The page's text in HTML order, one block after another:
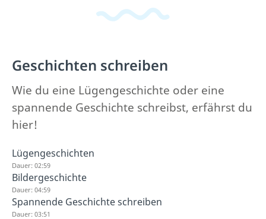
Geschichten schreiben
Wie du eine Lügengeschichte oder eine
spannende Geschichte schreibst, erfährst du
hier!
Lügengeschichten
Dauer: 02:59
Bildergeschichte
Dauer: 04:59
Spannende Geschichte schreiben
Dauer: 03:51